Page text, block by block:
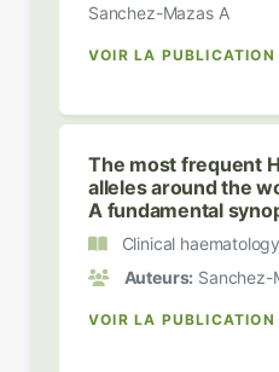
Sanchez-Mazas A
VOIR LA PUBLICATION
The most frequent
alleles around the
A fundamental
Clinical haematology
Auteurs: Sanchez-
VOIR LA PUBLICATION